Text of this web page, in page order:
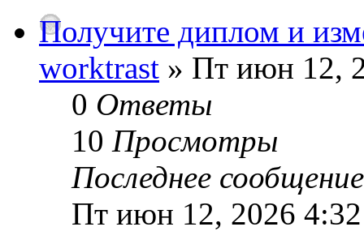
Получите диплом и
worktrast » Пт июн 12,
0 Ответы
10 Просмотры
Последнее
Пт июн 12, 2026